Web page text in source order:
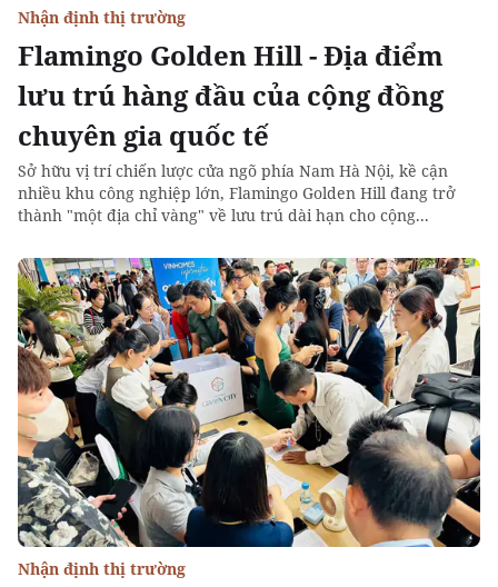
Flamingo Golden Hill - Địa điểm
lưu trú hàng đầu của cộng đồng
chuyên gia quốc tế
Nhận định thị trường
Sở hữu vị trí chiến lược cửa ngõ phía Nam Hà Nội, kề cận
nhiều khu công nghiệp lớn, Flamingo Golden Hill đang trở
thành "một địa chỉ vàng" về lưu trú dài hạn cho cộng...
Nhận định thị trường